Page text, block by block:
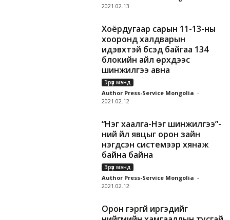
2021.02.13
Хоёрдугаар сарын 11-13-ны
хооронд халдварын
идэвхтэй бүсэд байгаа 134
блокийн айл өрхүүдээс
шинжилгээ авна
Эрүүл мэнд
Author Press-Service Mongolia -
2021.02.12
“Нэг хаалга-Нэг шинжилгээ”-
ний үйл явцыг орон зайн
нэгдсэн системээр хянаж
байна байна
Эрүүл мэнд
Author Press-Service Mongolia -
2021.02.12
Орон гэргүй иргэдийг